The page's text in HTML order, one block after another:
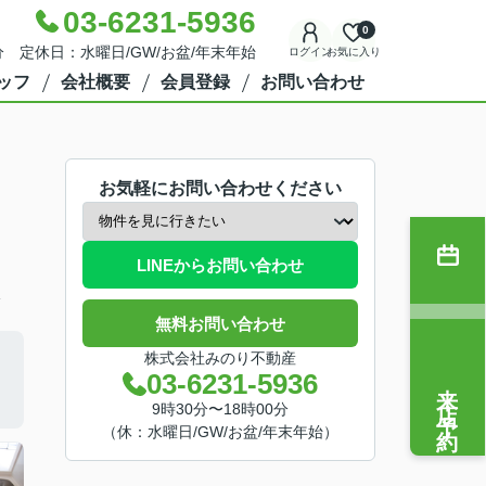
03-6231-5936
定休日：水曜日/GW/お盆/年末年始 ログインお気に入り
0
フ 会社概要 会員登録 お問い合わせ
お気軽にお問い合わせください
LINEからお問い合わせ
無料お問い合わせ
株式会社みのり不動産
03-6231-5936
9時30分〜18時00分
（休：水曜日/GW/お盆/年末年始）
来店予約